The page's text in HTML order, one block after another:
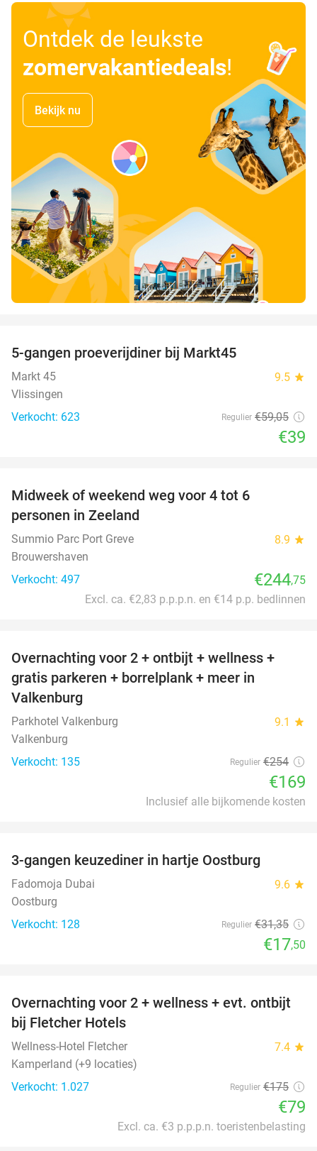
Ontdek de leukste
zomervakantiedeals!
Bekijk nu
5-gangen proeverijdiner bij Markt45
Markt 45 9.5 star
Vlissingen
Verkocht: 623
Regulier €59,05
€39
Midweek of weekend weg voor 4 tot 6
personen in Zeeland
Summio Parc Port Greve 8.9 star
Brouwershaven
Verkocht: 497
€244,75
Excl. ca. €2,83 p.p.p.n. en €14 p.p. bedlinnen
33%
Overnachting voor 2 + ontbijt + wellness +
gratis parkeren + borrelplank + meer in
Valkenburg
Parkhotel Valkenburg 9.1 star
Valkenburg
Verkocht: 135
Regulier €254
€169
Inclusief alle bijkomende kosten
3-gangen keuzediner in hartje Oostburg
Fadomoja Dubai 9.6 star
Oostburg
Verkocht: 128
Regulier €31,35
€17,50
55%
Overnachting voor 2 + wellness + evt. ontbijt
bij Fletcher Hotels
Wellness-Hotel Fletcher 7.4 star
Kamperland (+9 locaties)
Verkocht: 1.027
Regulier €175
€79
Excl. ca. €3 p.p.p.n. toeristenbelasting